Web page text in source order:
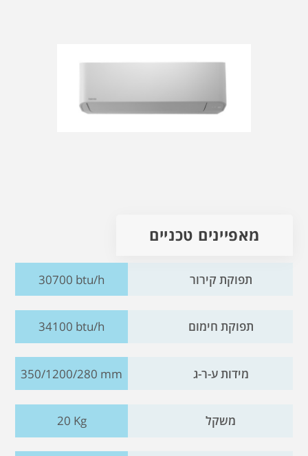
מאפיינים טכניים
תפוקת קירור 30700 btu/h
תפוקת חימום 34100 btu/h
מידות ע-ר-ג 350/1200/280 mm
משקל 20 Kg